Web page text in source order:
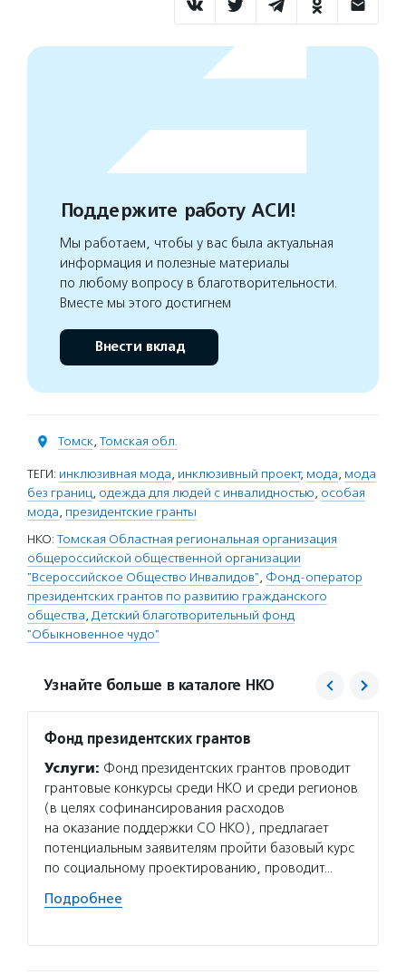
Поддержите работу АСИ!
Мы работаем, чтобы у вас была актуальная
информация и полезные материалы
по любому вопросу в благотворительности.
Вместе мы этого достигнем
Внести вклад
Томск, Томская обл.
ТЕГИ: инклюзивная мода, инклюзивный проект, мода, мода
без границ, одежда для людей с инвалидностью, особая
мода, президентские гранты
НКО: Томская Областная региональная организация
общероссийской общественной организации
"Всероссийское Общество Инвалидов", Фонд-оператор
президентских грантов по развитию гражданского
общества, Детский благотворительный фонд
"Обыкновенное чудо"
Узнайте больше в каталоге НКО
Фонд президентских грантов
Услуги: Фонд президентских грантов проводит
грантовые конкурсы среди НКО и среди регионов
(в целях софинансирования расходов
на оказание поддержки СО НКО), предлагает
потенциальным заявителям пройти базовый курс
по социальному проектированию, проводит…
Подробнее